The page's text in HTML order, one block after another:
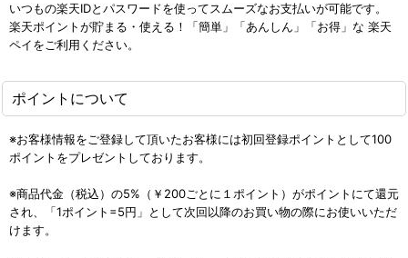
いつもの楽天IDとパスワードを使ってスムーズなお支払いが可能です。
楽天ポイントが貯まる・使える！「簡単」「あんしん」「お得」な 楽天
ペイをご利用ください。
ポイントについて
※お客様情報をご登録して頂いたお客様には初回登録ポイントとして100
ポイントをプレゼントしております。
※商品代金（税込）の5%（￥200ごとに１ポイント）がポイントにて還元
され、「1ポイント=5円」として次回以降のお買い物の際にお使いいただ
けます。